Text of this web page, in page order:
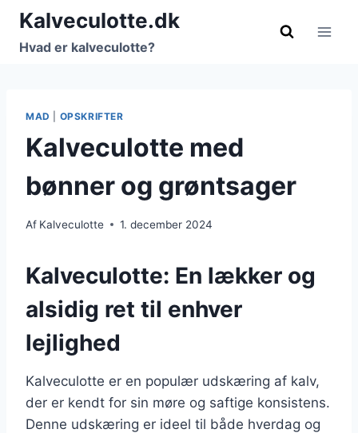
Fortsæt
indhold
Kalveculotte.dk
Hvad er kalveculotte?
MAD OPSKRIFTER
Kalveculotte med
bønner og grøntsager
Af Kalveculotte 1. december 2024
Kalveculotte: En lækker og
alsidig ret til enhver
lejlighed
Kalveculotte er en populær udskæring af kalv,
der er kendt for sin møre og saftige konsistens.
Denne udskæring er ideel til både hverdag og